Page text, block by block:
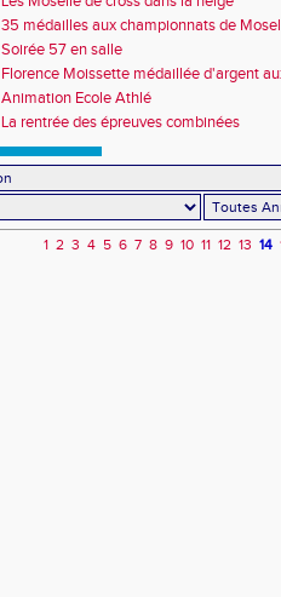
35 médailles aux championnats de
Soirée 57 en salle
Florence Moissette médaillée d'argent
de cross FFSU
Animation Ecole Athlé
La rentrée des épreuves combinées
1 2 3 4 5 6 7 8 9 10 11 12 13 14